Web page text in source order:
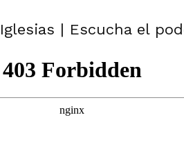
| Escucha el